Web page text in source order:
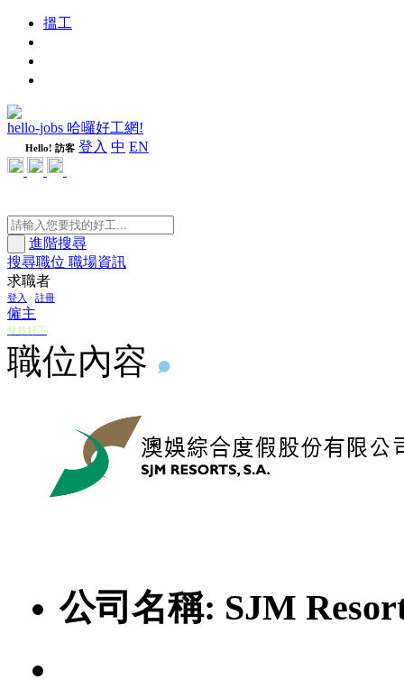
搵工
hello-jobs 哈囉好工網!
Hello! 訪客 登入 中 EN
進階搜尋
搜尋職位 職場資訊
求職者
登入 / 註冊
僱主
發放好工
職位內容
公司名稱: SJM